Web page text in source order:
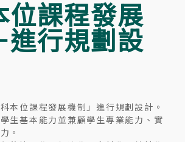
位課程發展
進行規劃設
本位課程發展機制」進行規劃設計。
生基本能力並兼顧學生專業能力、實
。